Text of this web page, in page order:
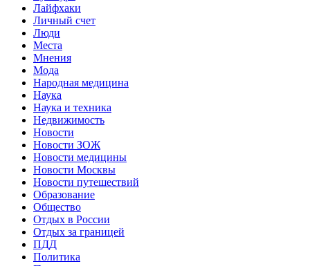
Лайфхаки
Личный счет
Люди
Места
Мнения
Мода
Народная медицина
Наука
Наука и техника
Недвижимость
Новости
Новости ЗОЖ
Новости медицины
Новости Москвы
Новости путешествий
Образование
Общество
Отдых в России
Отдых за границей
ПДД
Политика